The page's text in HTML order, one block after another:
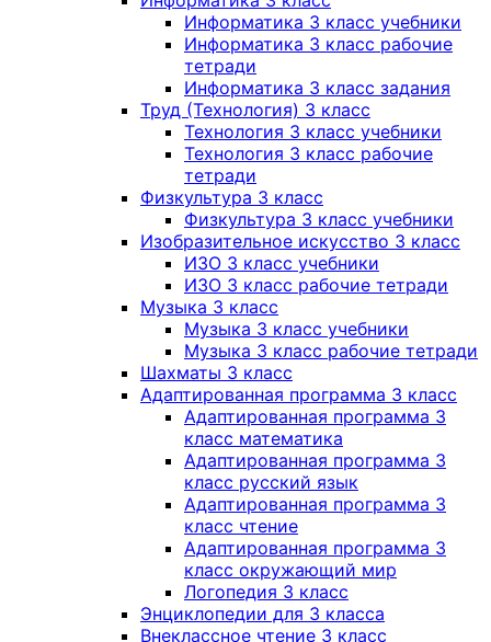
Информатика 3 класс учебники
Информатика 3 класс рабочие
тетради
Информатика 3 класс задания
Труд (Технология) 3 класс
Технология 3 класс учебники
Технология 3 класс рабочие
тетради
Физкультура 3 класс
Физкультура 3 класс учебники
Изобразительное искусство 3 класс
ИЗО 3 класс учебники
ИЗО 3 класс рабочие тетради
Музыка 3 класс
Музыка 3 класс учебники
Музыка 3 класс рабочие тетради
Шахматы 3 класс
Адаптированная программа 3 класс
Адаптированная программа 3
класс математика
Адаптированная программа 3
класс русский язык
Адаптированная программа 3
класс чтение
Адаптированная программа 3
класс окружающий мир
Логопедия 3 класс
Энциклопедии для 3 класса
Внеклассное чтение 3 класс